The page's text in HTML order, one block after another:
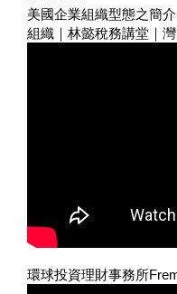
美國企業組織型態之簡
組織｜林懿稅務講堂｜
環球投資理財事務所